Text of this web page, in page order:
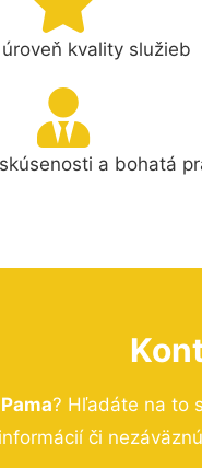
kvality služieb
a bohatá
? Hľadáte na to
či